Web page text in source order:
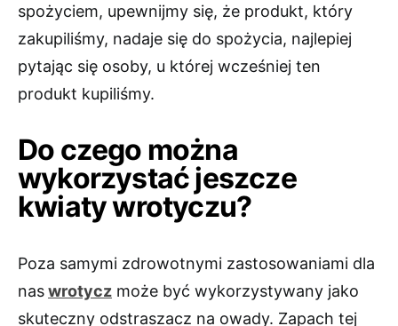
spożyciem, upewnijmy się, że produkt, który
zakupiliśmy, nadaje się do spożycia, najlepiej
pytając się osoby, u której wcześniej ten
produkt kupiliśmy.
Do czego można
wykorzystać jeszcze
kwiaty wrotyczu?
Poza samymi zdrowotnymi zastosowaniami dla
naswrotycz może być wykorzystywany jako
skuteczny odstraszacz na owady. Zapach tej